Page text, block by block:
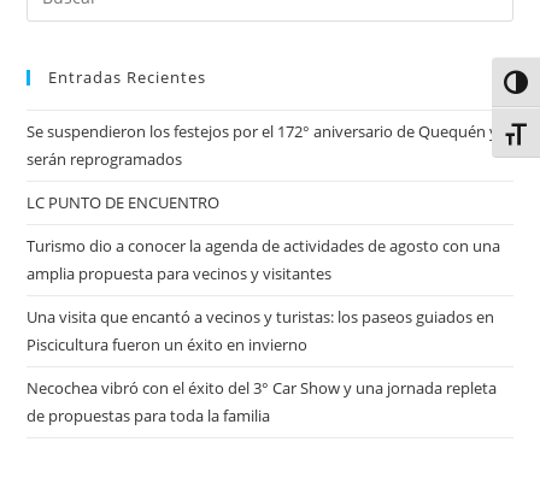
Entradas Recientes
Se suspendieron los festejos por el 172° aniversario de Quequén y
serán reprogramados
LC PUNTO DE ENCUENTRO
Turismo dio a conocer la agenda de actividades de agosto con una
amplia propuesta para vecinos y visitantes
Una visita que encantó a vecinos y turistas: los paseos guiados en
Piscicultura fueron un éxito en invierno
Necochea vibró con el éxito del 3° Car Show y una jornada repleta
de propuestas para toda la familia